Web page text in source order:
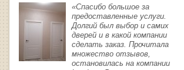
«Спасибо большое за
предоставленные услуги.
Долгий был выбор и самих
дверей и в какой компании
сделать заказ. Прочитала
множество отзывов,
остановилась на компании